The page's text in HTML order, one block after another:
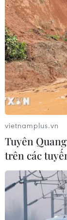
Khoảng 23 giờ 36
tăng 1% lên 1.712,61
3/2021 là 1.680,25
vietnamplus.vn
Tuyên
trên các